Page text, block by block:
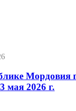
мая 2026 г.